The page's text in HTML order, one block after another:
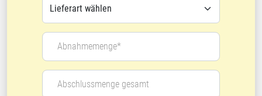
Abnahmemenge*
Abschlussmenge gesamt